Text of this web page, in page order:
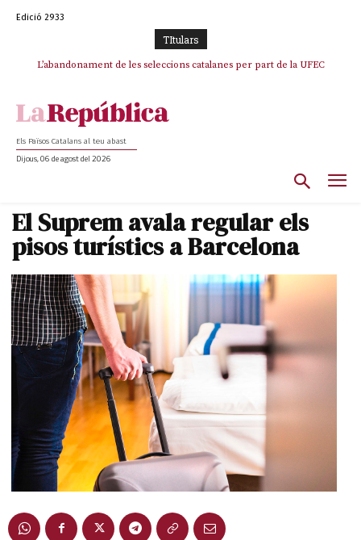
Edició 2933
TItulars
L’abandonament de les seleccions catalanes per part de la UFEC
TV3 perd el lideratge després de 23 mesos: Una deriva sense continguts i
Els Països Catalans al teu abast
Dijous, 06 de agost del 2026
El Suprem avala regular els
pisos turístics a Barcelona